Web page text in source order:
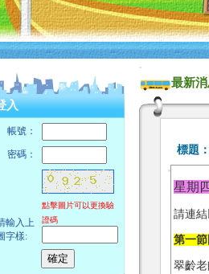
入
帳號：
密碼：
輸入上
字樣:
點擊圖片可以更換驗
證碼
:::
最新
標題：
星期
請連
第一
翠齡